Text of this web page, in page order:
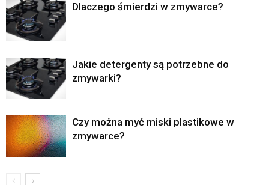
Dlaczego śmierdzi w zmywarce?
Jakie detergenty są potrzebne do
zmywarki?
Czy można myć miski plastikowe w
zmywarce?